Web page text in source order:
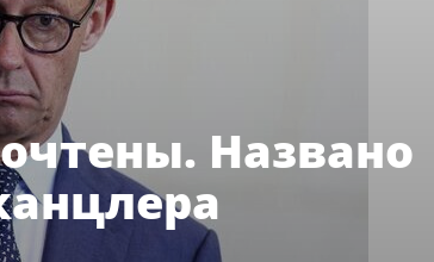
Названо